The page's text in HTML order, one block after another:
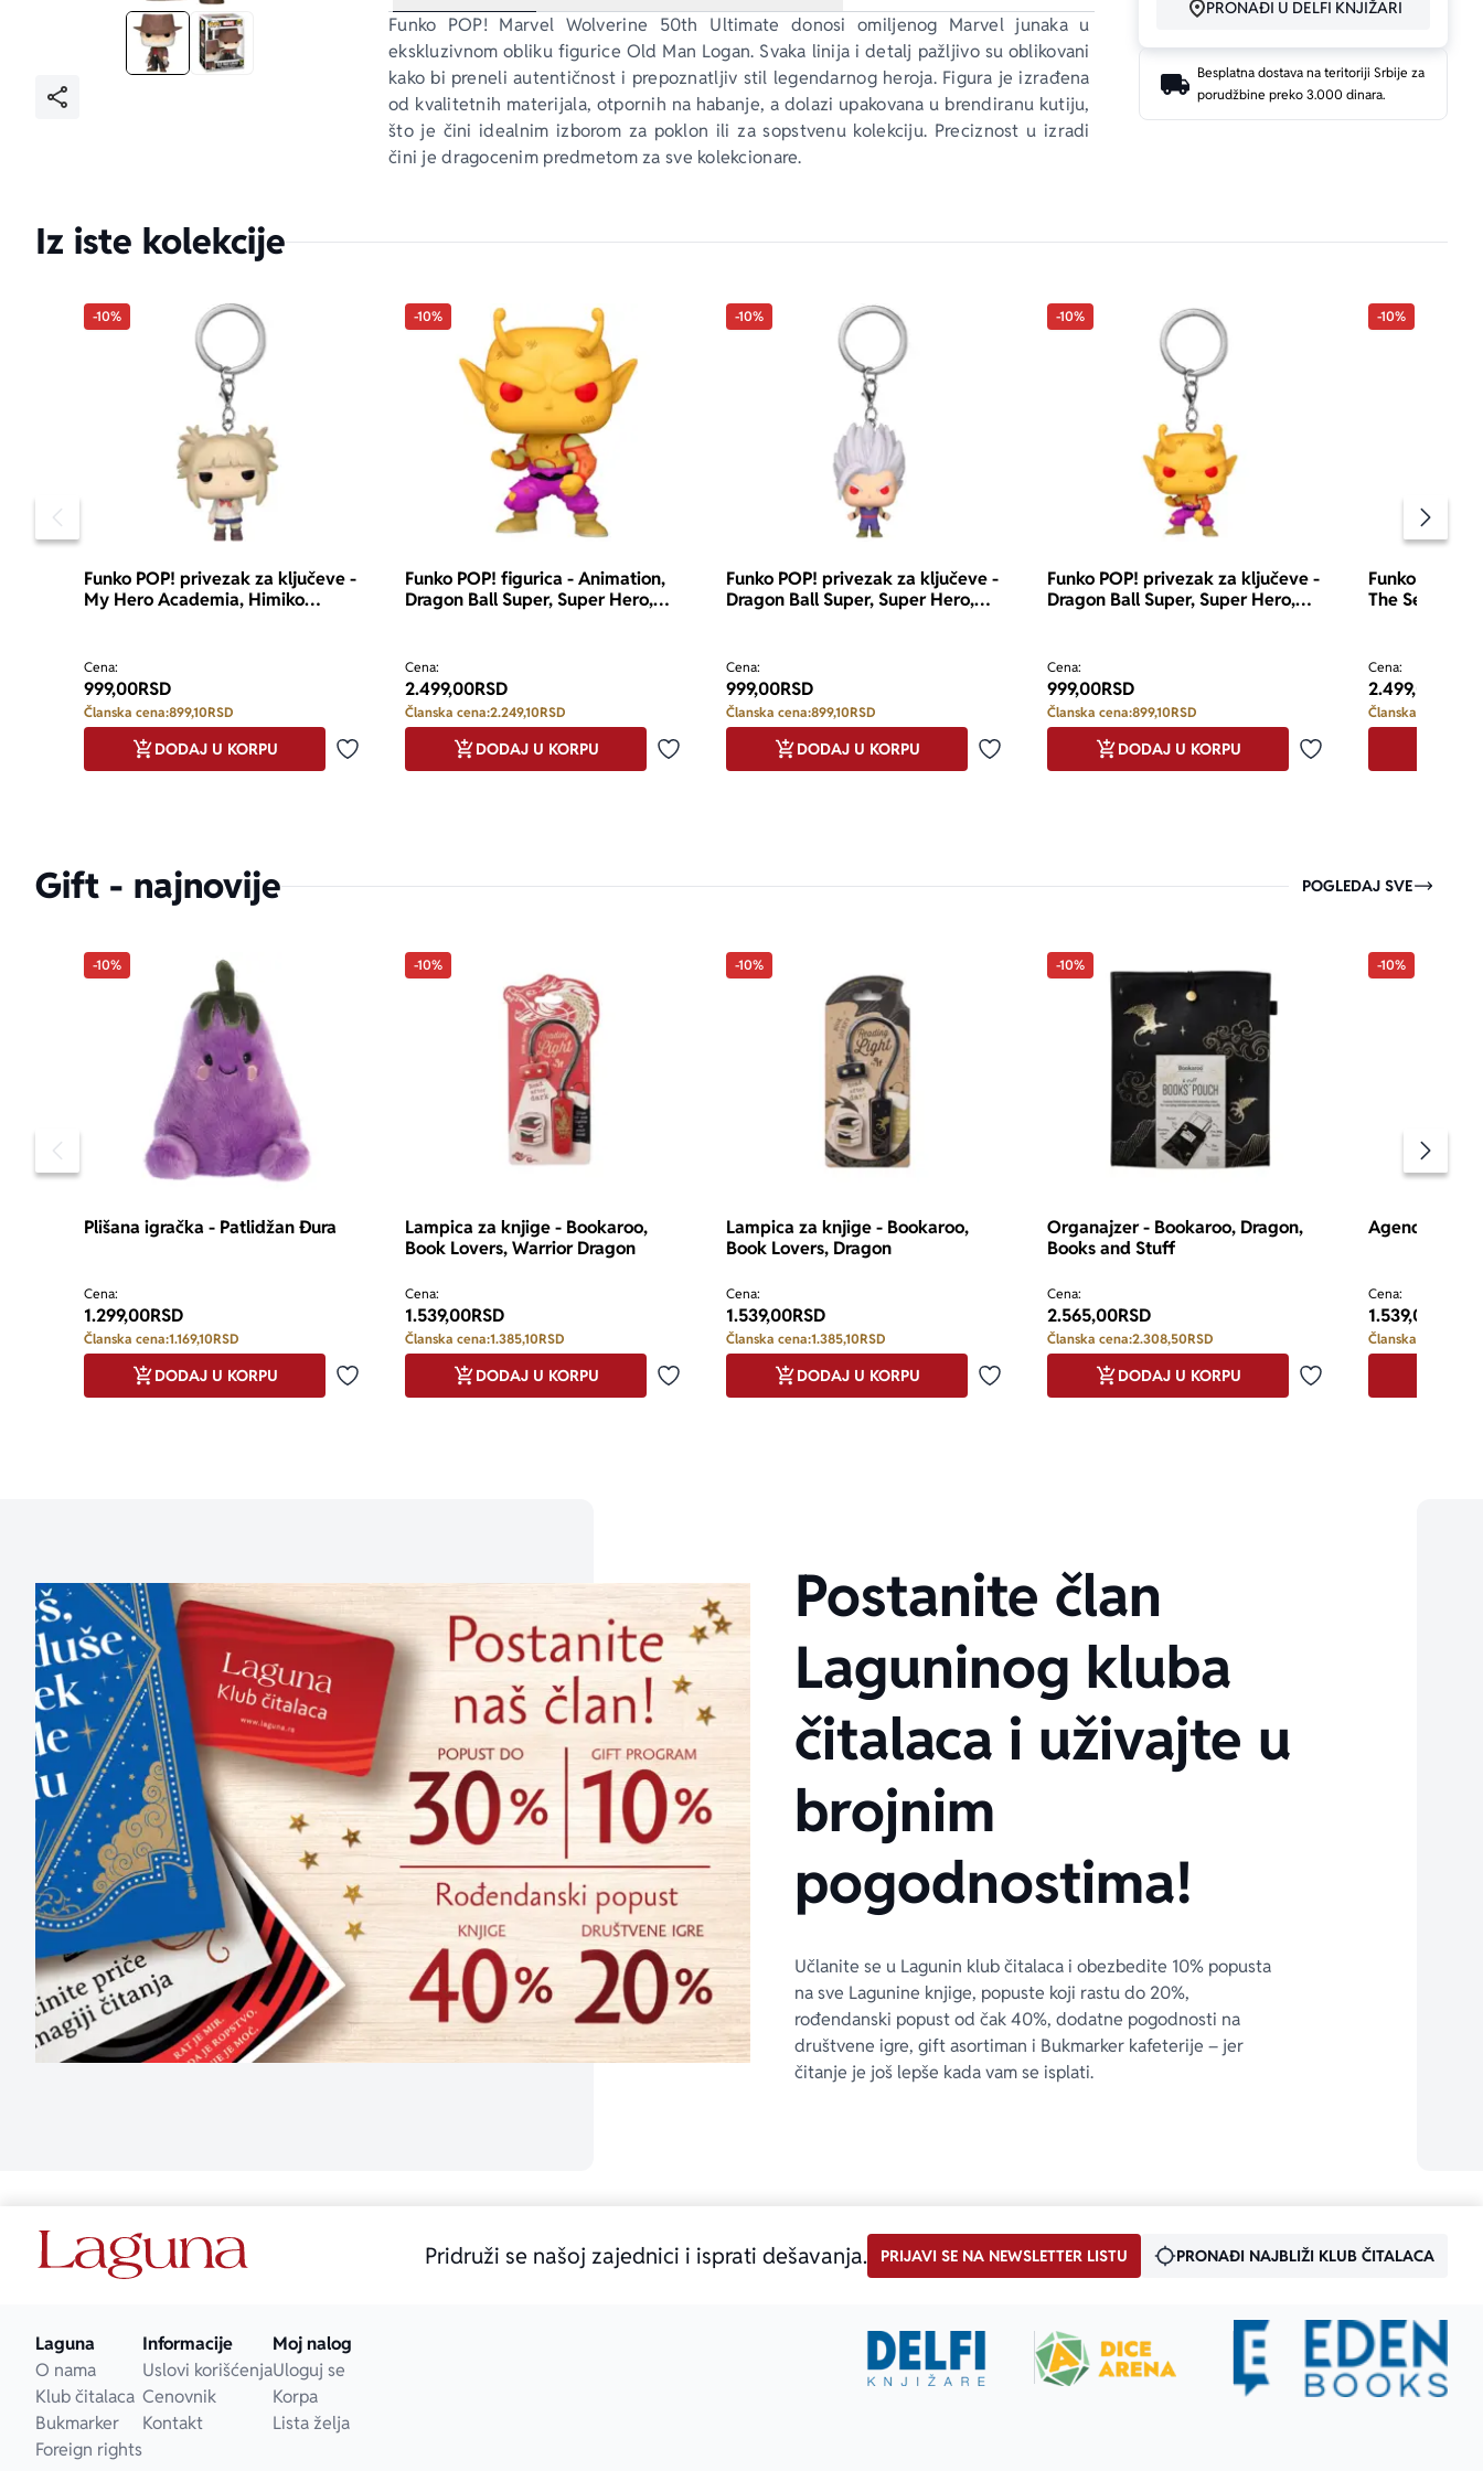
Funko POP! Marvel Wolverine 50th Ultimate donosi omiljenog Marvel junaka u
ekskluzivnom obliku figurice Old Man Logan. Svaka linija i detalj pažljivo su oblikovani
kako bi preneli autentičnost i prepoznatljiv stil legendarnog heroja. Figura je izrađena
od kvalitetnih materijala, otpornih na habanje, a dolazi upakovana u brendiranu kutiju,
što je čini idealnim izborom za poklon ili za sopstvenu kolekciju. Preciznost u izradi
čini je dragocenim predmetom za sve kolekcionare.
PRONAĐI U DELFI KNJIŽARI
Besplatna dostava na teritoriji Srbije za
porudžbine preko 3.000 dinara.
Iz iste kolekcije
Pomeranje sadržaja slajdera u levo
-10%
Funko POP! privezak za ključeve -
My Hero Academia, Himiko
Cena:
999,00RSD
Članska cena:899,10RSD
Dodaj u omiljene
DODAJ U KORPU
-10%
Funko POP! figurica - Animation,
Dragon Ball Super, Super Hero,
Cena:
2.499,00RSD
Članska cena:2.249,10RSD
Dodaj u omiljene
DODAJ U KORPU
-10%
Funko POP! privezak za ključeve -
Dragon Ball Super, Super Hero,
Cena:
999,00RSD
Članska cena:899,10RSD
Dodaj u omiljene
DODAJ U KORPU
-10%
Funko POP! privezak za ključeve -
Dragon Ball Super, Super Hero,
Cena:
999,00RSD
Članska cena:899,10RSD
Dodaj u omiljene
DODAJ U KORPU
-10%
Funko POP!
The Seven
Cena:
2.499,00
Članska cena:
Gift - najnovije POGLEDAJ SVE
Pomeranje sadržaja slajdera u levo
-10%
Plišana igračka - Patlidžan Đura
Cena:
1.299,00RSD
Članska cena:1.169,10RSD
Dodaj u omiljene
DODAJ U KORPU
-10%
Lampica za knjige - Bookaroo,
Book Lovers, Warrior Dragon
Cena:
1.539,00RSD
Članska cena:1.385,10RSD
Dodaj u omiljene
DODAJ U KORPU
-10%
Lampica za knjige - Bookaroo,
Book Lovers, Dragon
Cena:
1.539,00RSD
Članska cena:1.385,10RSD
Dodaj u omiljene
DODAJ U KORPU
-10%
Organajzer - Bookaroo, Dragon,
Books and Stuff
Cena:
2.565,00RSD
Članska cena:2.308,50RSD
Dodaj u omiljene
DODAJ U KORPU
-10%
Agenda A5 -
Cena:
1.539,00
Članska cena:
Postanite član
Laguninog kluba
čitalaca i uživajte u
brojnim
pogodnostima!
Učlanite se u Lagunin klub čitalaca i obezbedite 10% popusta
na sve Lagunine knjige, popuste koji rastu do 20%,
rođendanski popust od čak 40%, dodatne pogodnosti na
društvene igre, gift asortiman i Bukmarker kafeterije – jer
čitanje je još lepše kada vam se isplati.
Pridruži se našoj zajednici i isprati dešavanja. PRIJAVI SE NA NEWSLETTER LISTU PRONAĐI NAJBLIŽI KLUB ČITALACA
Laguna
O nama
Klub čitalaca
Bukmarker
Foreign rights
Informacije
Uslovi korišćenja
Cenovnik
Kontakt
Moj nalog
Uloguj se
Korpa
Lista želja